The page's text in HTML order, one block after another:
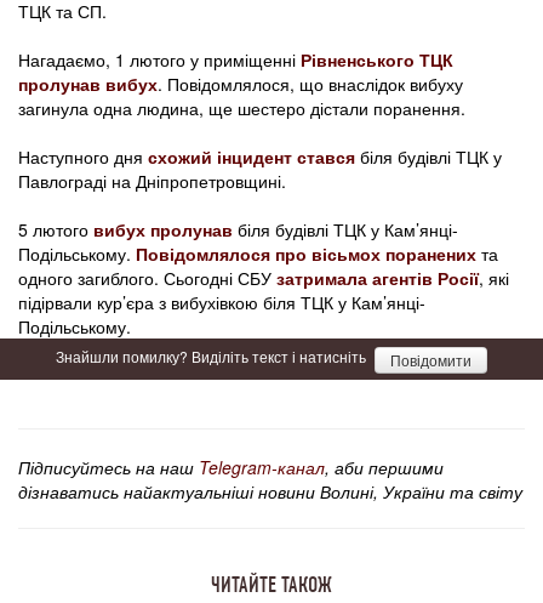
ТЦК та СП.
Нагадаємо, 1 лютого у приміщенні Рівненського ТЦК
пролунав вибух. Повідомлялося, що внаслідок вибуху
загинула одна людина, ще шестеро дістали поранення.
Наступного дня схожий інцидент стався біля будівлі ТЦК у
Павлограді на Дніпропетровщині.
5 лютого вибух пролунав біля будівлі ТЦК у Кам’янці-
Подільському. Повідомлялося про вісьмох поранених та
одного загиблого. Сьогодні СБУ затримала агентів Росії, які
підірвали кур’єра з вибухівкою біля ТЦК у Кам’янці-
Подільському.
Знайшли помилку? Виділіть текст і натисніть Повідомити
Підписуйтесь на наш Telegram-канал, аби першими
дізнаватись найактуальніші новини Волині, України та світу
ЧИТАЙТЕ ТАКОЖ